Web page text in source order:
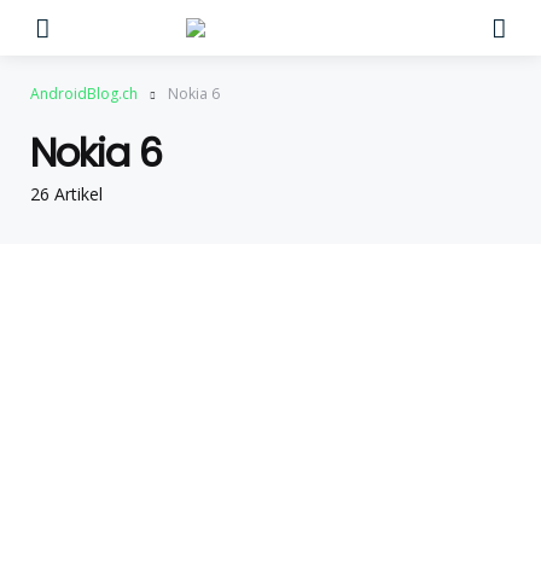
AndroidBlog.ch Nokia 6
26 Artikel
Nokia 6